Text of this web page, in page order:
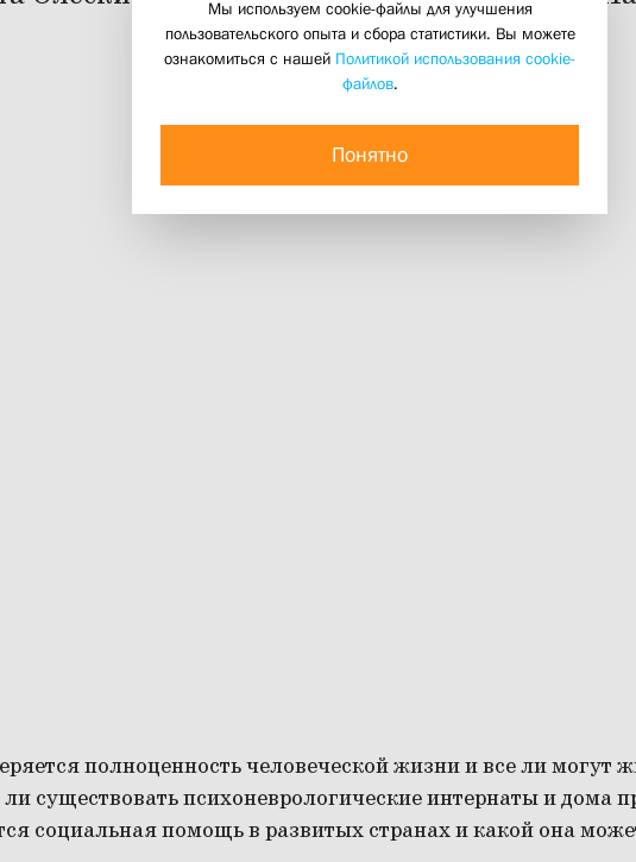
06 декабря 2022
полноценность человеческой жизни и все ли могут
существовать психоневрологические интернаты и дома
социальная помощь в развитых странах и какой она
Мы используем cookie-файлы для улучшения
пользовательского опыта и сбора статистики. Вы можете
ознакомиться с нашей Политикой использования cookie-
файлов.
Понятно